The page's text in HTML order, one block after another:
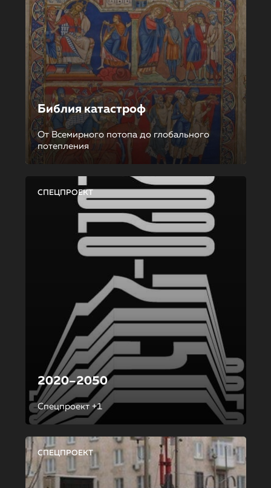
Библия катастроф
От Всемирного потопа до глобального
потепления
СПЕЦПРОЕКТ
2020–2050
Спецпроект +1
СПЕЦПРОЕКТ